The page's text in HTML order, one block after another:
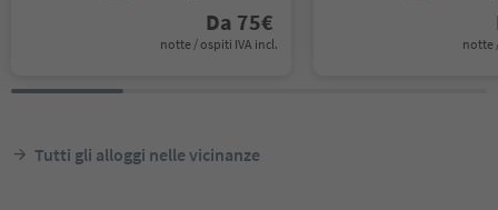
Da 75€
notte / ospiti IVA incl. notte
Tutti gli alloggi nelle vicinanze